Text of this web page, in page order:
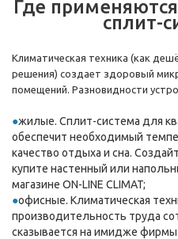
Где
сплит-
Климатическая техника (как
решения) создает здоровый
помещений. Разновидности
жилые. Сплит-система для
обеспечит необходимый
качество отдыха и сна.
купите настенный или
магазине ON-LINE CLIMAT;
офисные. Климатическая
производительность труда
сказывается на имидже